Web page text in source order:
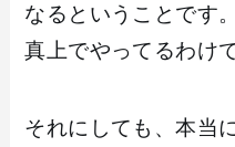
なるということです。
真上でやってるわけ
それにしても、本当